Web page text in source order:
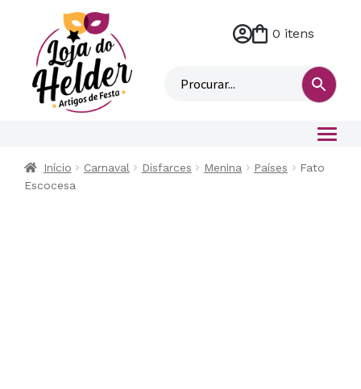
M
n
0 itens
Início Carnaval Disfarces Menina Países
Fato
Escocesa